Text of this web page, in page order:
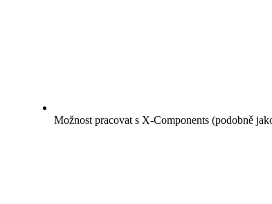
Možnost pracovat s X-Components (podobně